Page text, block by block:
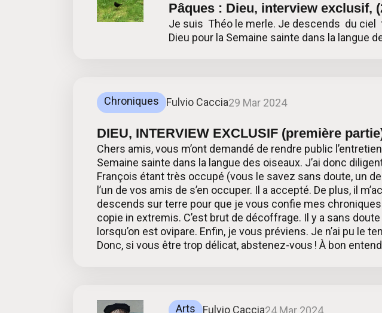
Pâques : Dieu, interview exclusif,
Je suis Théo le merle. Je descends du
Dieu pour la Semaine sainte dans la langue
Chroniques Fulvio Caccia29 Mar 2024
DIEU, INTERVIEW EXCLUSIF (première
Chers amis, vous m’ont demandé de rendre public
Semaine sainte dans la langue des oiseaux. J’ai donc
François étant très occupé (vous le savez sans doute, un
l’un de vos amis de s’en occuper. Il a accepté. De plus, il
descends sur terre pour que je vous confie mes
copie in extremis. C’est brut de décoffrage. Il y a sans doute
lorsqu’on est ovipare. Enfin, je vous préviens. Je n’ai pu le
Donc, si vous être trop délicat, abstenez-vous ! À bon
Arts Fulvio Caccia24 Mar 2024